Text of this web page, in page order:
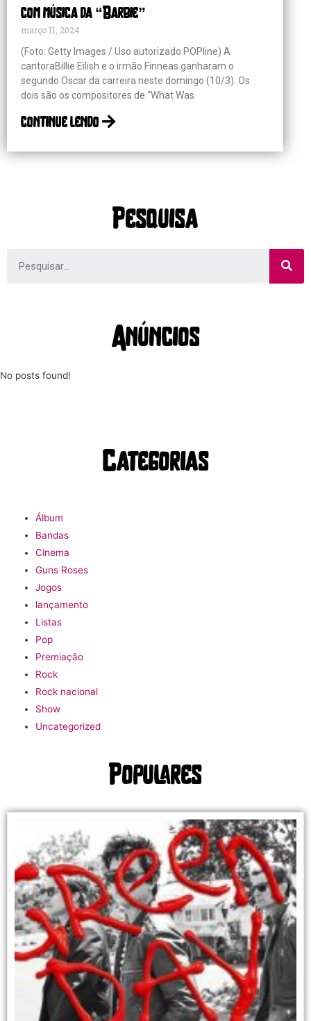
com música da “Barbie”
março 11, 2024
(Foto: Getty Images / Uso autorizado POPline) A
cantoraBillie Eilish e o irmão Finneas ganharam o
segundo Oscar da carreira neste domingo (10/3). Os
dois são os compositores de “What Was
continue lendo
Pesquisa
Anúncios
No posts found!
Categorias
Álbum
Bandas
Cinema
Guns Roses
Jogos
lançamento
Listas
Pop
Premiação
Rock
Rock nacional
Show
Uncategorized
Populares